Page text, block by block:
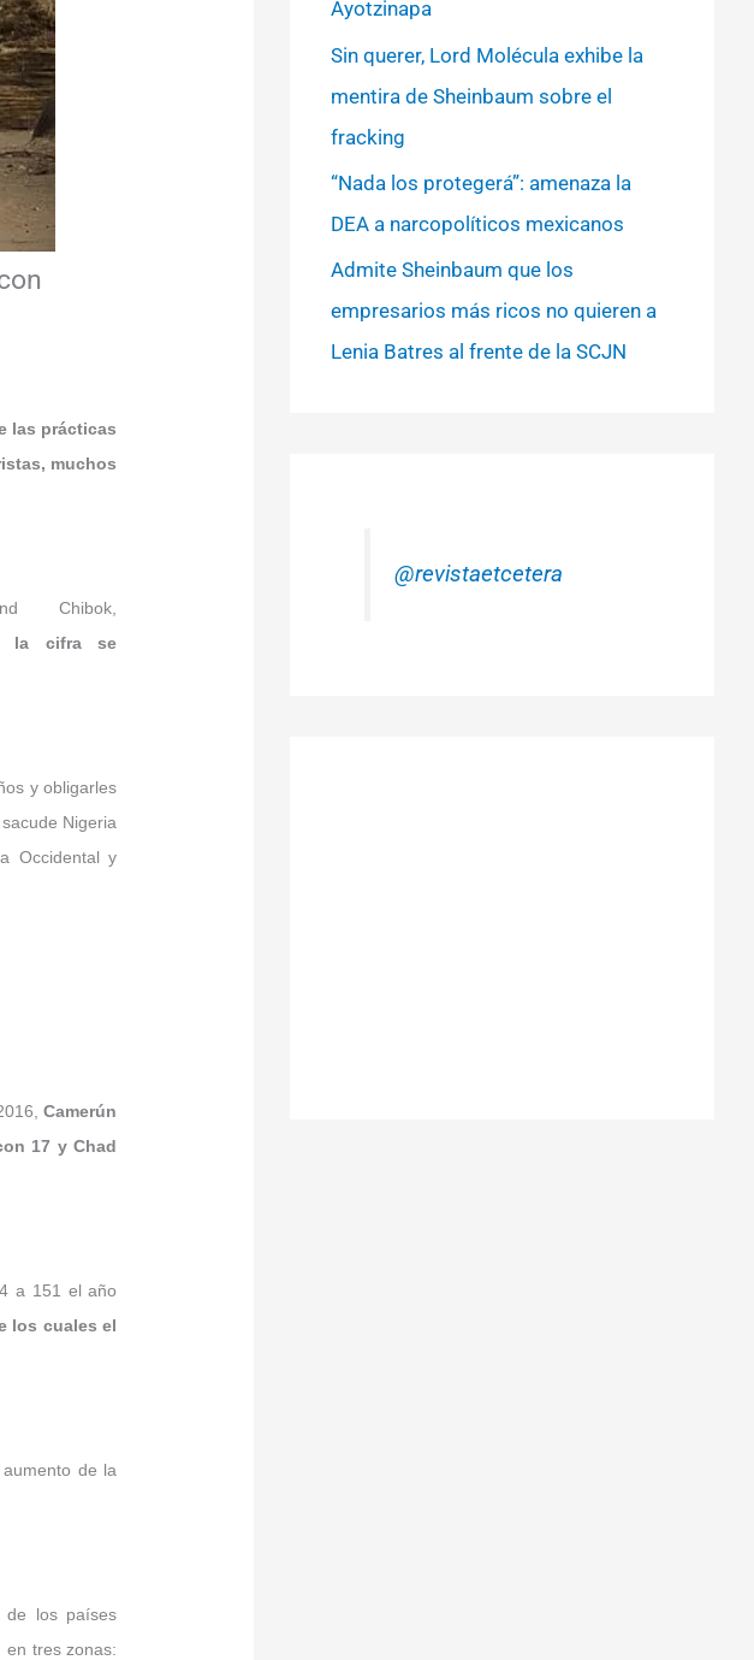
las prácticas
muchos
Chibok,
la cifra se
y obligarles
Nigeria
Occidental y
Camerún
17 y Chad
a 151 el año
los cuales el
de la
de los países
tres zonas:
Ayotzinapa
Sin querer, Lord Molécula exhibe la
mentira de Sheinbaum sobre el
fracking
“Nada los protegerá”: amenaza la
DEA a narcopolíticos mexicanos
Admite Sheinbaum que los
empresarios más ricos no quieren a
Lenia Batres al frente de la SCJN
@revistaetcetera